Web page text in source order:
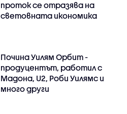
проток се отразява на
световната икономика
Почина Уилям Орбит -
продуцентът, работил с
Мадона, U2, Роби Уилямс и
много други